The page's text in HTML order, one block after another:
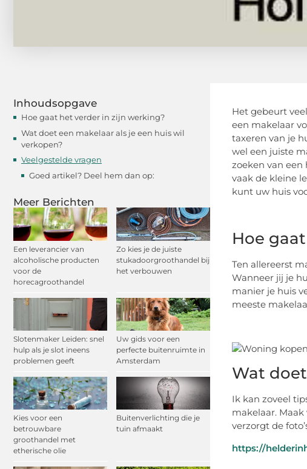
Inhoudsopgave
Hoe gaat het verder in zijn werking?
Wat doet een makelaar als je een huis wil
verkopen?
Veelgestelde vragen
Goed artikel? Deel hem dan op:
Meer Berichten
Een leverancier van
alcoholische producten
voor de
horecagroothandel
Zo kies je de juiste
stukadoorgroothandel bij
het verbouwen
Slotenmaker Leiden: snel
hulp als je slot ineens
problemen geeft
Uw gids voor een
perfecte buitenruimte in
Amsterdam
Kies voor een
betrouwbare
groothandel met
etherische olie
Buitenverlichting die je
tuin afmaakt
Het gebeurt
een makelaar
taxeren van je
wel een juiste
zoeken van een
vaak de kleine
kunt uw huis
Hoe
Ten allereerst
Wanneer jij je
manier je huis
meeste
Wat
Ik kan zoveel
makelaar. Maak
verzorgt de
https://